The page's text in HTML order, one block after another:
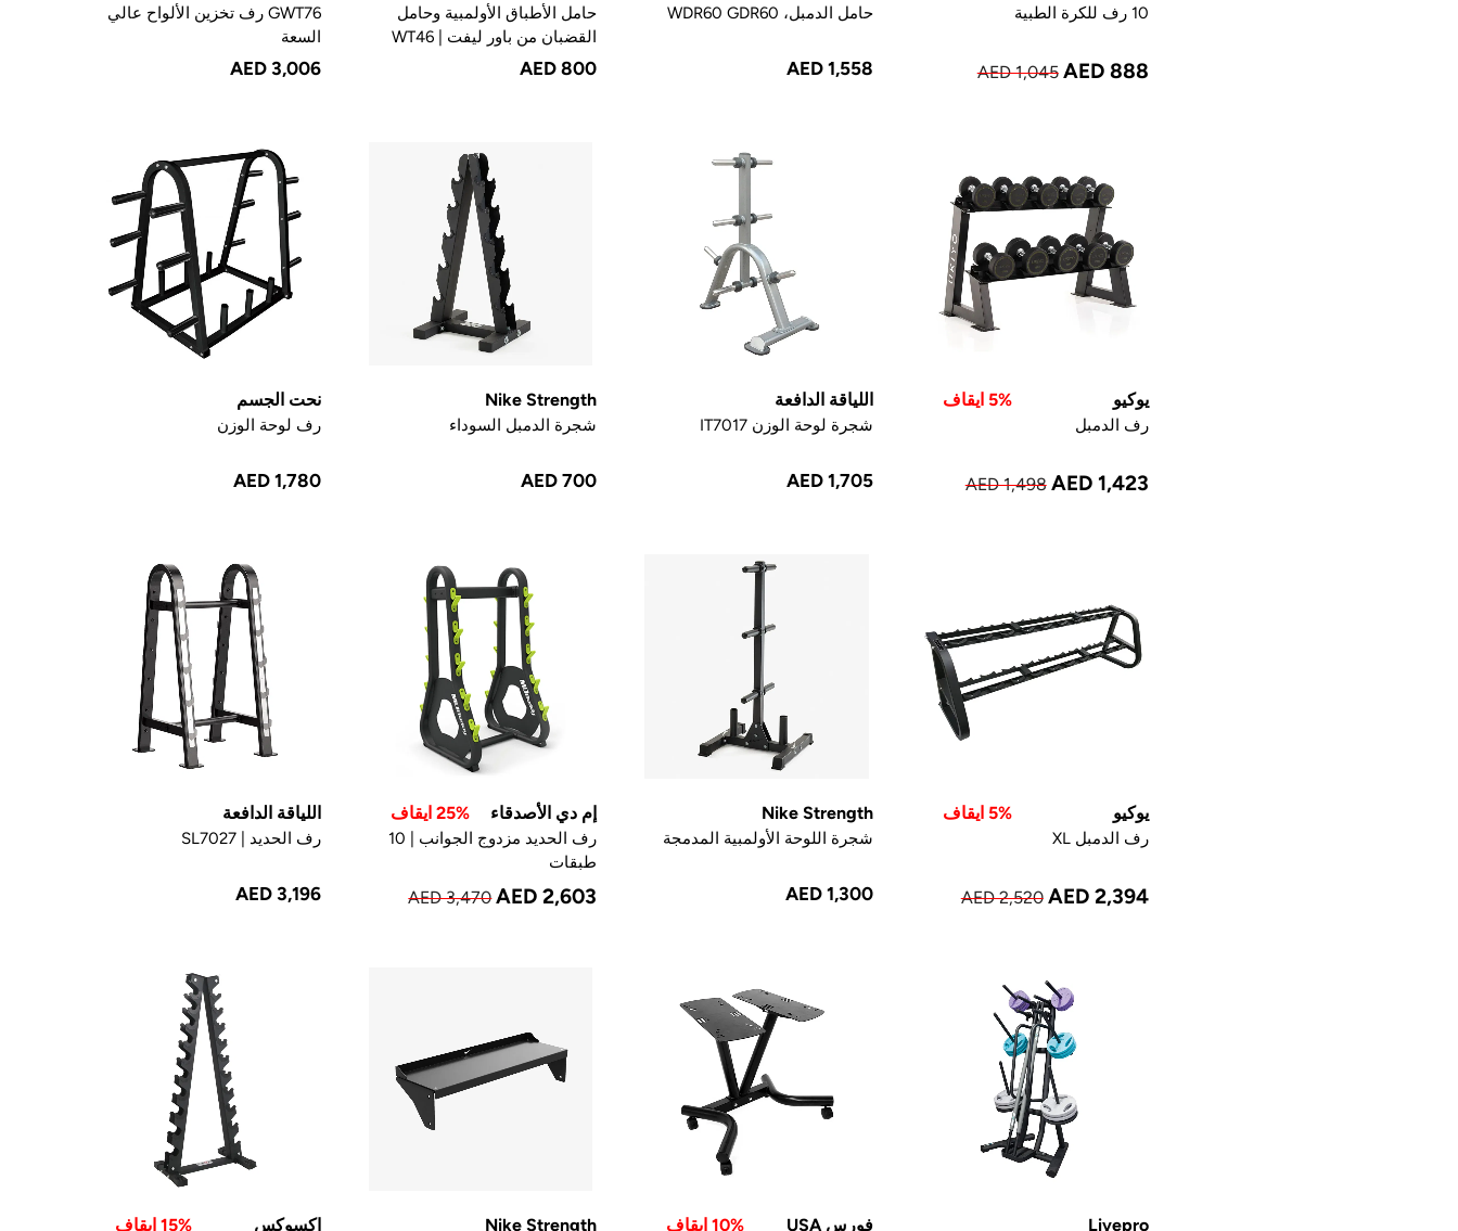
10 رف للكرة الطبية
AED 1,045 AED 888
حامل الدمبل، WDR60 GDR60
AED 1,558
حامل الأطباق الأولمبية وحامل
القضبان من باور ليفت | WT46
AED 800
GWT76 رف تخزين الألواح عالي
السعة
AED 3,006
يوكيو 5% ايقاف
رف الدمبل
AED 1,498 AED 1,423
اللياقة الدافعة
شجرة لوحة الوزن IT7017
AED 1,705
Nike Strength
شجرة الدمبل السوداء
AED 700
نحت الجسم
رف لوحة الوزن
AED 1,780
يوكيو 5% ايقاف
رف الدمبل XL
AED 2,520 AED 2,394
Nike Strength
شجرة اللوحة الأولمبية المدمجة
AED 1,300
إم دي الأصدقاء 25% ايقاف
رف الحديد مزدوج الجوانب | 10
طبقات
AED 3,470 AED 2,603
اللياقة الدافعة
رف الحديد | SL7027
AED 3,196
Livepro فورس USA 10% ايقاف Nike Strength اكسوكس 15% ايقاف